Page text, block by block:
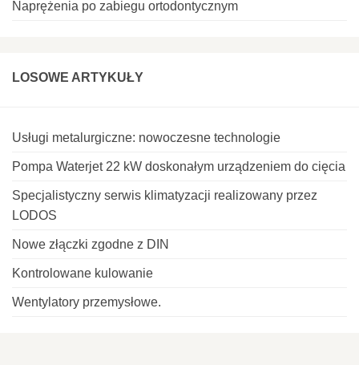
Naprężenia po zabiegu ortodontycznym
LOSOWE ARTYKUŁY
Usługi metalurgiczne: nowoczesne technologie
Pompa Waterjet 22 kW doskonałym urządzeniem do cięcia
Specjalistyczny serwis klimatyzacji realizowany przez
LODOS
Nowe złączki zgodne z DIN
Kontrolowane kulowanie
Wentylatory przemysłowe.